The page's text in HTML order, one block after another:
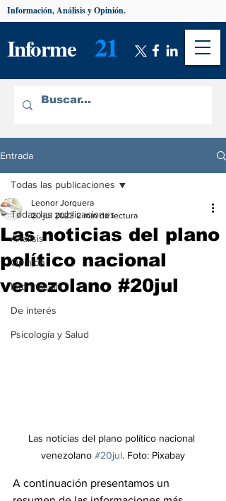
Informe 21
Información, Análisis y Opinión.
Entrada
Todas las publicaciones
Análisis
Opinión
Información
De interés
Psicología y Salud
Todas las publicaciones
Las noticias del plano
político nacional
venezolano #20jul
Leonor Jorquera
20 jul 2023 2 min de lectura
Las noticias del plano político nacional
venezolano #20jul. Foto: Pixabay
A continuación presentamos un